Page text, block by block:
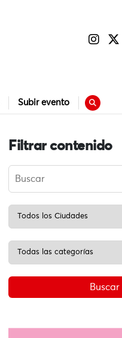
Subir evento
Filtrar contenido